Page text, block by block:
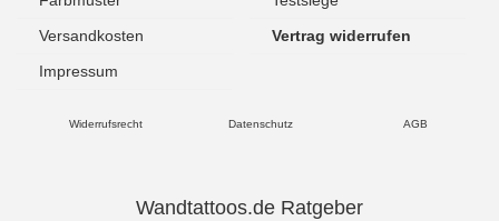
Versandkosten
Vertrag widerrufen
Impressum
Widerrufsrecht Datenschutz AGB
Wandtattoos.de Ratgeber